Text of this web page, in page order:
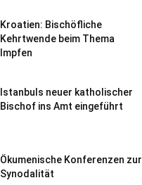
Kroatien: Bischöfliche
Kehrtwende beim Thema
Impfen
Istanbuls neuer katholischer
Bischof ins Amt eingeführt
Ökumenische Konferenzen zur
Synodalität